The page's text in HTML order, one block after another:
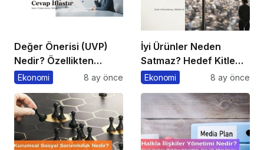
Değer Önerisi (UVP)
Nedir? Özellikten
Faydaya Geçiş
Ekonomi 8 ay önce
İyi Ürünler Neden
Satmaz? Hedef Kitle
Yanılgısı
Ekonomi 8 ay önce